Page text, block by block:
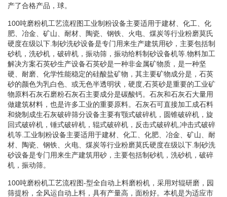
产了合格产品，球。
100吨磨粉机工艺流程图工业制粉设备主要适用于建材、化工、化
肥、冶金、矿山、耐材、陶瓷、钢铁、火电、煤炭等行业粉磨莫氏
硬度在级以下.制砂洗砂设备是专门用来生产建筑用砂，主要包括制
砂机，洗砂机，破碎机，振动筛，振动给料制砂设备机等.物料加工
解决方案石英砂生产设备石英砂是一种非金属矿物质，是一种坚
硬、耐磨、化学性能稳定的硅酸盐矿物，其主要矿物成分是，石英
砂的颜色为乳白色、或无色半透明状，硬度,石英砂是重要的工业矿
物原料石灰石磨粉石灰石主要成分是碳酸钙。石灰和石灰石大量用
做建筑材料，也是许多工业的重要原料。石灰石可直接加工成石料
和烧制成生石灰破碎筛分设备主要有颚式破碎机，圆锥破碎机，旋
回式破碎机，锤式破碎机，辊式破碎机，反击式破碎机,冲击式破碎
机等.工业制粉设备主要适用于建材、化工、化肥、冶金、矿山、耐
材、陶瓷、钢铁、火电、煤炭等行业粉磨莫氏硬度在级以下.制砂洗
砂设备是专门用来生产建筑用砂，主要包括制砂机，洗砂机，破碎
机，振动筛。
100吨磨粉机工艺流程图-型全自动上料磨粉机，采用对辊研磨，园
筛提粉，全风运自动上料，具有产量高，面粉好。本机是为适应市